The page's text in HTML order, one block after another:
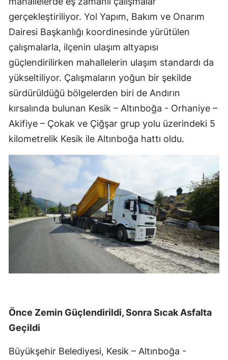
gerçekleştiriliyor. Yol Yapım, Bakım ve Onarım
Dairesi Başkanlığı koordinesinde yürütülen
çalışmalarla, ilçenin ulaşım altyapısı
güçlendirilirken mahallelerin ulaşım standardı da
yükseltiliyor. Çalışmaların yoğun bir şekilde
sürdürüldüğü bölgelerden biri de Andırın
kırsalında bulunan Kesik – Altınboğa - Orhaniye –
Akifiye – Çokak ve Çiğşar grup yolu üzerindeki 5
kilometrelik Kesik ile Altınboğa hattı oldu.
Önce Zemin Güçlendirildi, Sonra Sıcak Asfalta
Geçildi
Büyükşehir Belediyesi, Kesik – Altınboğa -